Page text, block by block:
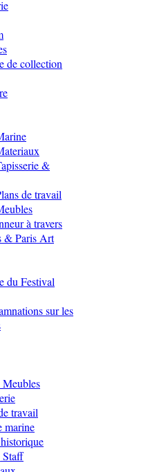
de collection
&
de travail
à travers
& Paris Art
du Festival
sur les
travail
marine
Staff